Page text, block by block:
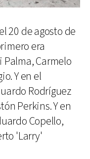
20 de agosto de
era
Carmelo
Y en el
Rodríguez
Perkins. Y en
Copello,
'Larry'